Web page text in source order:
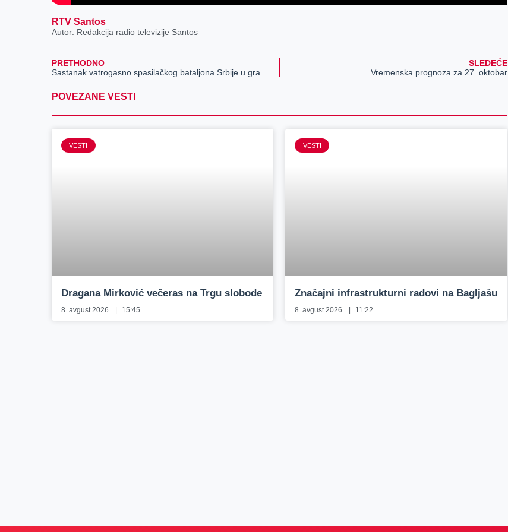
RTV Santos
Autor: Redakcija radio televizije Santos
PRETHODNO
Sastanak vatrogasno spasilačkog bataljona Srbije u gradu Zrenjaninu
SLEDEĆE
Vremenska prognoza za 27. oktobar
POVEZANE VESTI
VESTI
Dragana Mirković večeras na Trgu slobode
8. avgust 2026. 15:45
VESTI
Značajni infrastrukturni radovi na Bagljašu
8. avgust 2026. 11:22